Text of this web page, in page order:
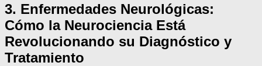
3. Enfermedades Neurológicas:
Cómo la Neurociencia Está
Revolucionando su Diagnóstico y
Tratamiento